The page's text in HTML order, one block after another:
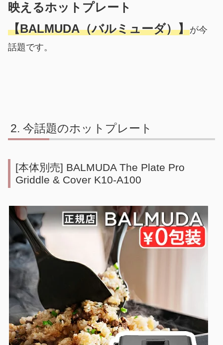
映えるホットプレート
【BALMUDA（バルミューダ）】が今
話題です。
今話題のホットプレート
[本体別売] BALMUDA The Plate Pro
Griddle & Cover K10-A100